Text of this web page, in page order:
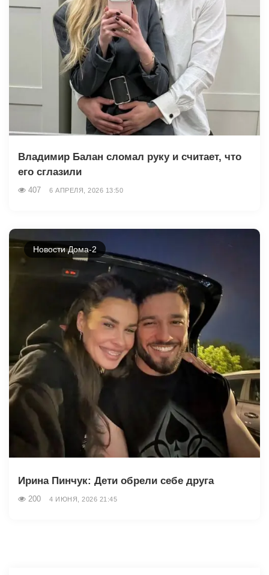
Владимир Балан сломал руку и считает, что
его сглазили
407 6 АПРЕЛЯ, 2026 13:50
Новости Дома-2
Ирина Пинчук: Дети обрели себе друга
200 4 ИЮНЯ, 2026 21:45